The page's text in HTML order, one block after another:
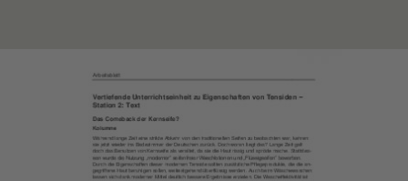
Methoden
Fortbildungen